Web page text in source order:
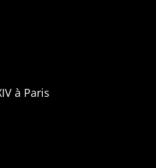
à Paris